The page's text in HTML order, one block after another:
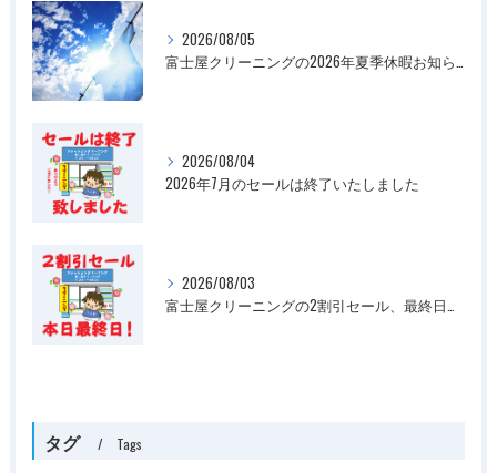
2026/08/05
富士屋クリーニングの2026年夏季休暇お知らせ
2026/08/04
2026年7月のセールは終了いたしました
2026/08/03
富士屋クリーニングの2割引セール、最終日です
タグ Tags